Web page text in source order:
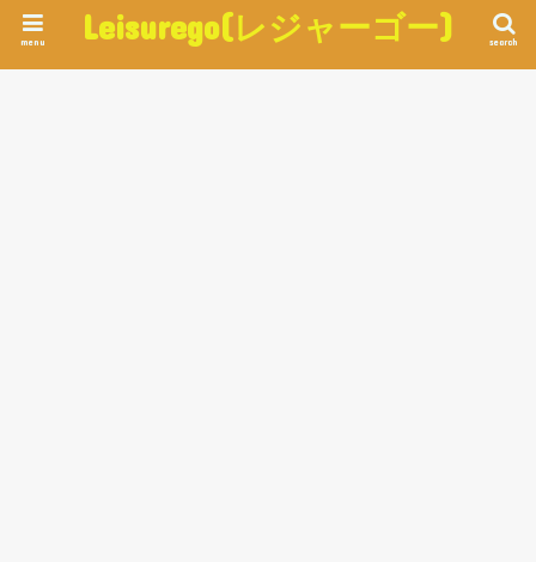
Leisurego(レジャーゴー) search
menu